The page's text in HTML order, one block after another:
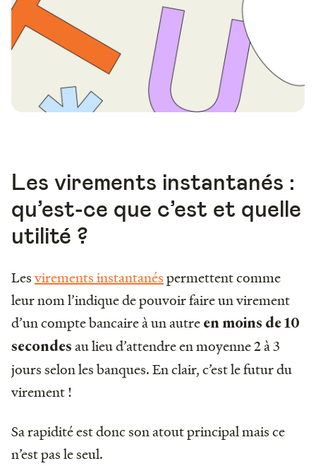
Les virements instantanés :
qu’est-ce que c’est et quelle
utilité ?
Lesvirements instantanéspermettent comme
leur nom l’indique de pouvoir faire un virement
d’un compte bancaire à un autre en moins de 10
secondes au lieu d’attendre en moyenne 2 à 3
jours selon les banques. En clair, c’est le futur du
virement !
Sa rapidité est donc son atout principal mais ce
n’est pas le seul.